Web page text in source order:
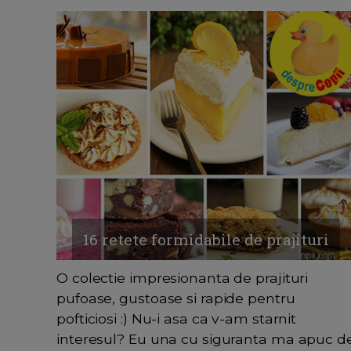
16 retete formidabile de prajituri
O colectie impresionanta de prajituri
pufoase, gustoase si rapide pentru
pofticiosi :) Nu-i asa ca v-am starnit
interesul? Eu una cu siguranta ma apuc